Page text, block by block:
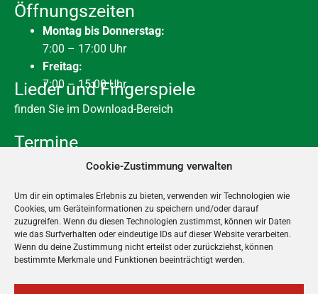
Cookie-Zustimmung verwalten
Um dir ein optimales Erlebnis zu bieten, verwenden wir Technologien wie
Cookies, um Geräteinformationen zu speichern und/oder darauf
zuzugreifen. Wenn du diesen Technologien zustimmst, können wir Daten
wie das Surfverhalten oder eindeutige IDs auf dieser Website verarbeiten.
Wenn du deine Zustimmung nicht erteilst oder zurückziehst, können
bestimmte Merkmale und Funktionen beeinträchtigt werden.
Öffnungszeiten
Montag bis Donnerstag:
7:00 – 17:00 Uhr
Freitag:
7:00 – 15:00 Uhr
Lieder und Fingerspiele
finden Sie im Download-Bereich
Termine
10. August- 28. August
AUG.
31
31. August-1. September
Planungstage 2026
DEZ.
23
Ganztägig
Wir schließen früher – Anfang der Weihnachtsferien
DEZ. 24. Dezember 2026-6. Januar 2027